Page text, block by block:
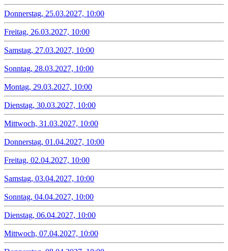
Donnerstag, 25.03.2027, 10:00
Freitag, 26.03.2027, 10:00
Samstag, 27.03.2027, 10:00
Sonntag, 28.03.2027, 10:00
Montag, 29.03.2027, 10:00
Dienstag, 30.03.2027, 10:00
Mittwoch, 31.03.2027, 10:00
Donnerstag, 01.04.2027, 10:00
Freitag, 02.04.2027, 10:00
Samstag, 03.04.2027, 10:00
Sonntag, 04.04.2027, 10:00
Dienstag, 06.04.2027, 10:00
Mittwoch, 07.04.2027, 10:00